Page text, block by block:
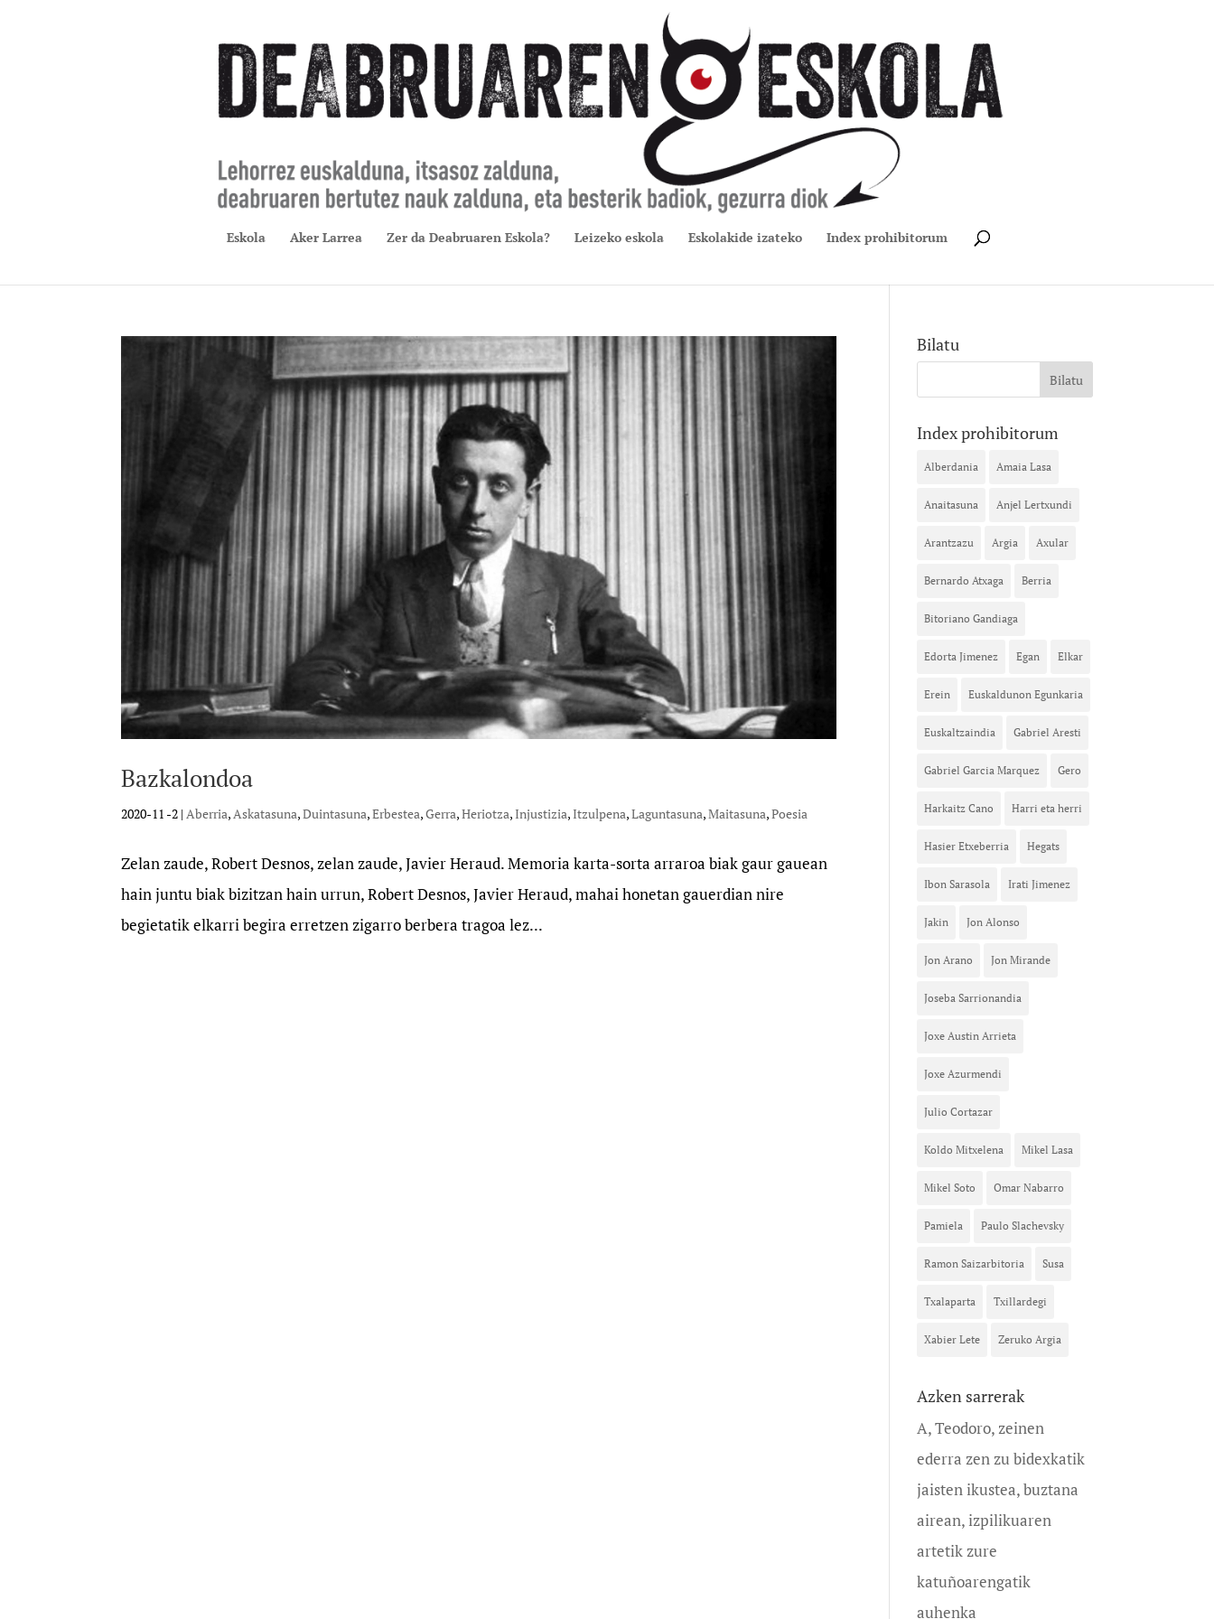
Eskola Aker Larrea Zer da Deabruaren Eskola? Leizeko eskola Eskolakide izateko Index prohibitorum
Bazkalondoa
2020-11 -2 | Aberria, Askatasuna,Duintasuna,Erbestea,Gerra,Heriotza,Injustizia,Itzulpena,Laguntasuna,Maitasuna,Poesia
Zelan zaude, Robert Desnos, zelan zaude, Javier Heraud. Memoria karta-sorta arraroa biak gaur gauean
hain juntu biak bizitzan hain urrun, Robert Desnos, Javier Heraud, mahai honetan gauerdian nire
begietatik elkarri begira erretzen zigarro berbera tragoa lez...
Bilatu
Index prohibitorum
Alberdania Amaia Lasa
Anaitasuna Anjel Lertxundi
Arantzazu Argia Axular
Bernardo Atxaga Berria
Bitoriano Gandiaga
Edorta Jimenez Egan Elkar
Erein Euskaldunon Egunkaria
Euskaltzaindia Gabriel Aresti
Gabriel Garcia Marquez Gero
Harkaitz Cano Harri eta herri
Hasier Etxeberria Hegats
Ibon Sarasola Irati Jimenez
Jakin Jon Alonso
Jon Arano Jon Mirande
Joseba Sarrionandia
Joxe Austin Arrieta
Joxe Azurmendi
Julio Cortazar
Koldo Mitxelena Mikel Lasa
Mikel Soto Omar Nabarro
Pamiela Paulo Slachevsky
Ramon Saizarbitoria Susa
Txalaparta Txillardegi
Xabier Lete Zeruko Argia
Azken sarrerak
A, Teodoro, zeinen
ederra zen zu bidexkatik
jaisten ikustea, buztana
airean, izpilikuaren
artetik zure
katuñoarengatik
auhenka